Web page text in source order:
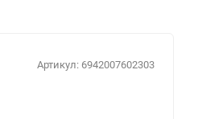
Артикул: 6942007602303